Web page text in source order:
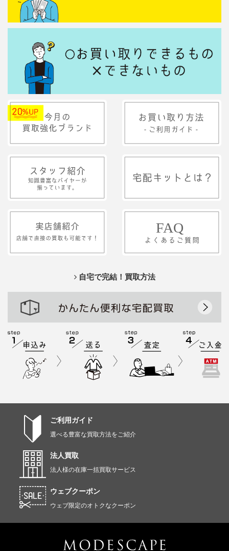
自宅で完結！買取方法
ご利用ガイド
選べる豊富な買取方法をご紹介
法人買取
法人様の在庫一括買取サービス
ウェブクーポン
ウェブ限定のオトクなクーポン